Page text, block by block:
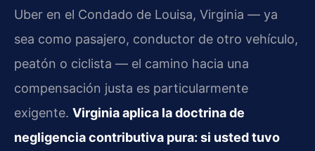
Uber en el Condado de Louisa, Virginia — ya
sea como pasajero, conductor de otro vehículo,
peatón o ciclista — el camino hacia una
compensación justa es particularmente
exigente. Virginia aplica la doctrina de
negligencia contributiva pura: si usted tuvo